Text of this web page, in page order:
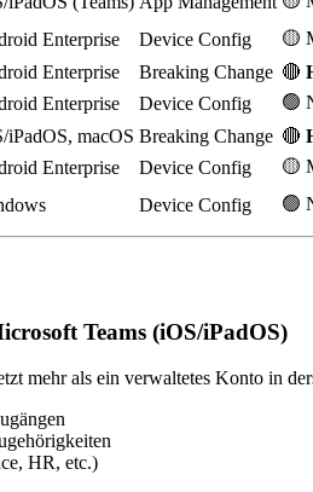
Enterprise Device Config
🟡
Enterprise Breaking Change 🔴
Enterprise Device Config
🟢
iPadOS, macOS Breaking Change 🔴
Enterprise Device Config
🟡
Device Config 🟢
Teams (iOS/iPadOS)
mehr als ein verwaltetes Konto in
HR, etc.)